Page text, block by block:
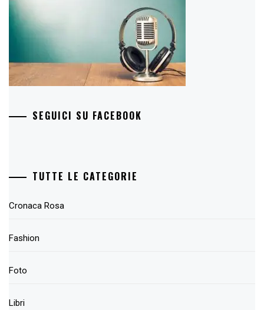
SEGUICI SU FACEBOOK
TUTTE LE CATEGORIE
Cronaca Rosa
Fashion
Foto
Libri